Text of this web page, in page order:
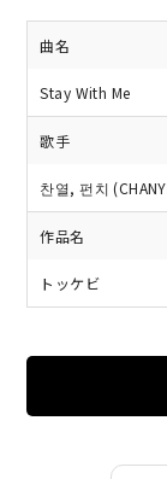
曲名
Stay With Me
歌手
찬열, 펀치
作品名
トッケビ